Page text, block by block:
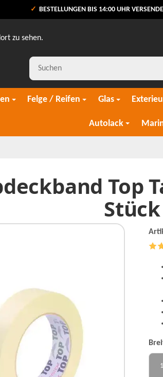
BESTELLUNGEN BIS 14:00 UHR VERSENDEN
zu sehen.
Felge / Reifen Glas
Autolack
Top
Stück